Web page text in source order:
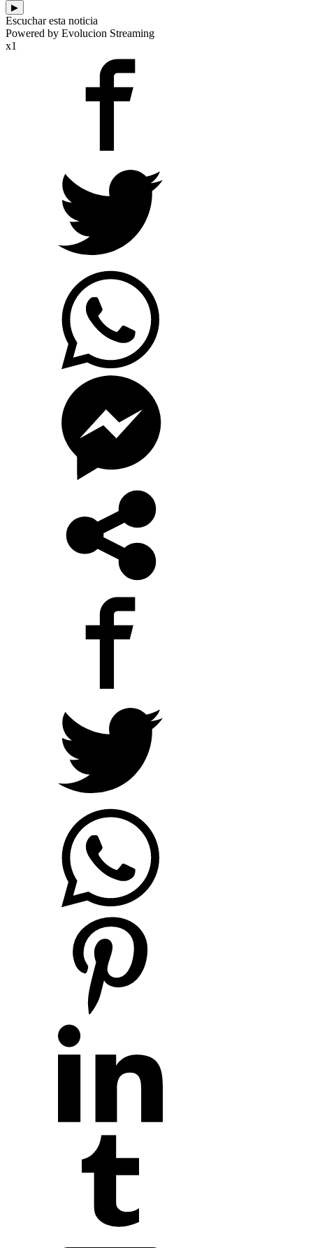
▶
Escuchar esta noticia
Powered by Evolucion Streaming
x1